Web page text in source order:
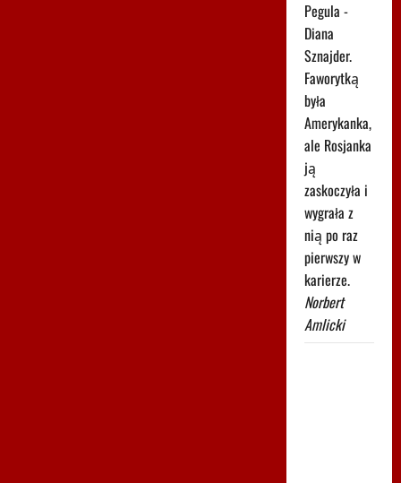
Pegula -
Diana
Sznajder.
Faworytką
była
Amerykanka,
ale Rosjanka
ją
zaskoczyła i
wygrała z
nią po raz
pierwszy w
karierze.
Norbert
Amlicki